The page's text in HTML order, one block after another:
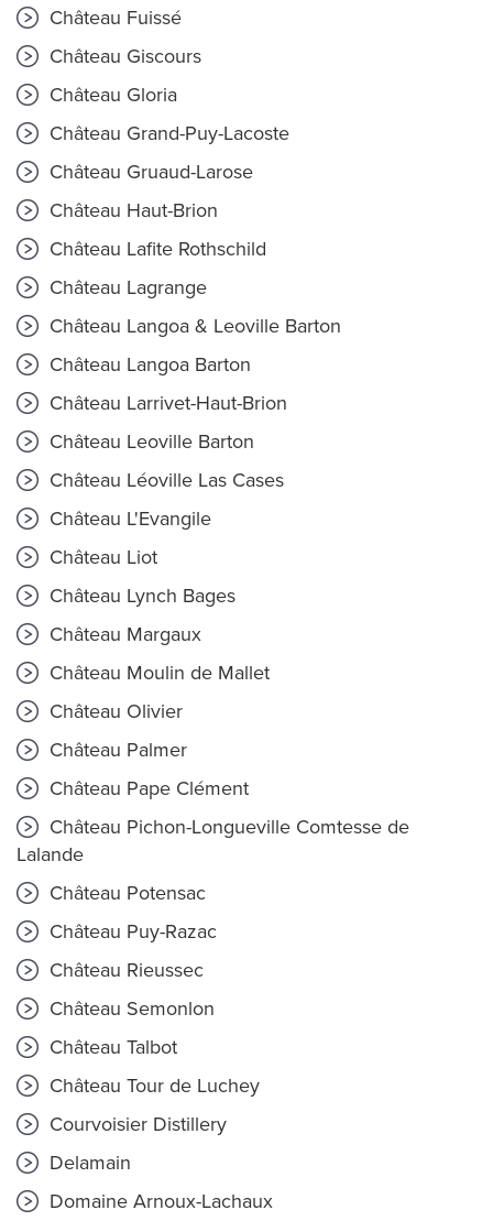
Château Fuissé
Château Giscours
Château Gloria
Château Grand-Puy-Lacoste
Château Gruaud-Larose
Château Haut-Brion
Château Lafite Rothschild
Château Lagrange
Château Langoa & Leoville Barton
Château Langoa Barton
Château Larrivet-Haut-Brion
Château Leoville Barton
Château Léoville Las Cases
Château L'Evangile
Château Liot
Château Lynch Bages
Château Margaux
Château Moulin de Mallet
Château Olivier
Château Palmer
Château Pape Clément
Château Pichon-Longueville Comtesse de
Lalande
Château Potensac
Château Puy-Razac
Château Rieussec
Château Semonlon
Château Talbot
Château Tour de Luchey
Courvoisier Distillery
Delamain
Domaine Arnoux-Lachaux